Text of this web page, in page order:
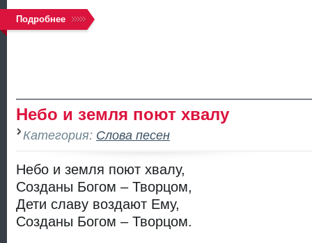
Подробнее
Небо и земля поют хвалу
Категория: Слова песен
Небо и земля поют хвалу,
Созданы Богом – Творцом,
Дети славу воздают Ему,
Созданы Богом – Творцом.